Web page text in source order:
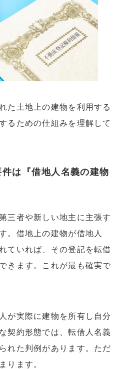
た土地上の建物を利用する
るための仕組みを理解して
は『借地人名義の建物
三者や新しい地主に主張す
。借地上の建物が借地人
ていれば、その登記を転借
きます。これが最も確実で
が実際に建物を所有し自分
契約形態では、転借人名義
れた判例があります。ただ
ります。